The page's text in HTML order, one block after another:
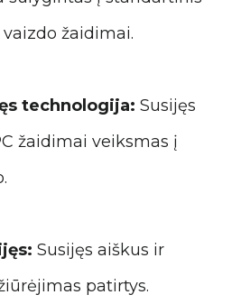
žaidimai.
technologija: Susijęs
žaidimai veiksmas į
Susijęs aiškus ir
patirtys.